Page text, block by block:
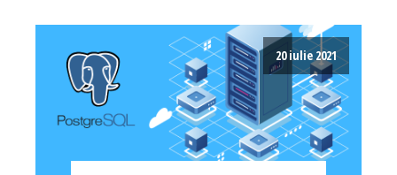
20 iulie 2021